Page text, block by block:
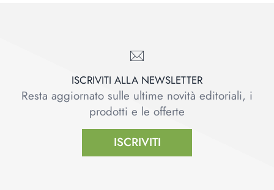
ISCRIVITI ALLA NEWSLETTER
Resta aggiornato sulle ultime novità editoriali, i
prodotti e le offerte
ISCRIVITI